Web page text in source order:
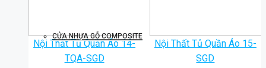
CỬA NHỰA GỖ COMPOSITE
Nội Thất Tủ Quần Áo 14-
TQA-SGD
Nội Thất Tủ Quần Áo 15-
SGD